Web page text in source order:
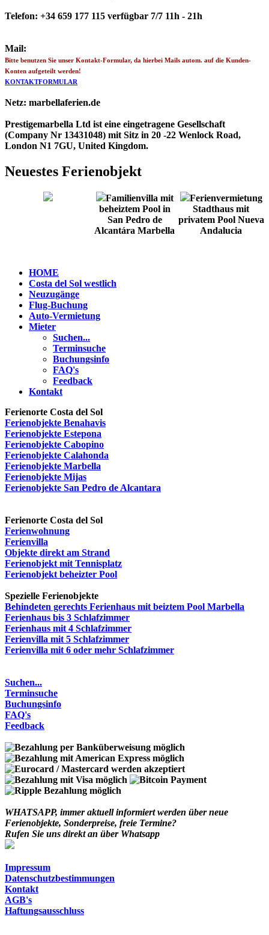
Telefon: +34 659 177 115 verfügbar 7/7 11h - 21h
Mail:
Bitte benutzen Sie unser Kontakt-Formular, da hierbei Mails autom. auf die Kunden-
Konten aufgeteilt werden!
KONTAKTFORMULAR
Netz: marbellaferien.de
Prestigemarbella Ltd ist eine eingetragene Gesellschaft
(Company Nr 13431048) mit Sitz in 20 -22 Wenlock Road,
London N1 7GU, United Kingdom.
Neuestes Ferienobjekt
Familienvilla mit
beheiztem Pool in
San Pedro de
Alcantára Marbella
Ferienvermietung
Stadthaus mit
privatem Pool Nueva
Andalucia
HOME
Costa del Sol westlich
Neuzugänge
Flug-Buchung
Auto-Vermietung
Mieter
Suchen...
Terminsuche
Buchungsinfo
FAQ's
Feedback
Kontakt
Ferienorte Costa del Sol
Ferienobjekte Benahavis
Ferienobjekte Estepona
Ferienobjekte Cabopino
Ferienobjekte Calahonda
Ferienobjekte Marbella
Ferienobjekte Mijas
Ferienobjekte San Pedro de Alcantara
Ferienorte Costa del Sol
Ferienwohnung
Ferienvilla
Objekte direkt am Strand
Ferienobjekt mit Tennisplatz
Ferienobjekt beheizter Pool
Spezielle Ferienobjekte
Behindeten gerechts Ferienhaus mit beiztem Pool Marbella
Ferienhaus bis 3 Schlafzimmer
Ferienhaus mit 4 Schlafzimmer
Ferienvilla mit 5 Schlafzimmer
Ferienvilla mit 6 oder mehr Schlafzimmer
Suchen...
Terminsuche
Buchungsinfo
FAQ's
Feedback
WHATSAPP, immer aktuell informiert werden über neue
Ferienobjekte, Sonderpreise, freie Termine?
Rufen Sie uns direkt an über Whatsapp
Impressum
Datenschutzbestimmungen
Kontakt
AGB's
Haftungsausschluss